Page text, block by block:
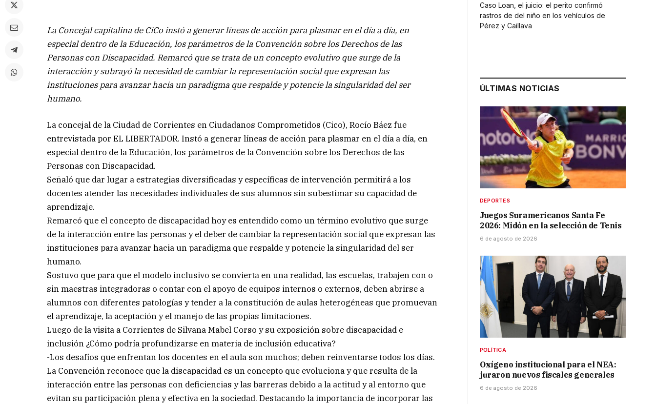
La Concejal capitalina de CiCo instó a generar líneas de acción para plasmar en el día a día, en
especial dentro de la Educación, los parámetros de la Convención sobre los Derechos de las
Personas con Discapacidad. Remarcó que se trata de un concepto evolutivo que surge de la
interacción y subrayó la necesidad de cambiar la representación social que expresan las
instituciones para avanzar hacia un paradigma que respalde y potencie la singularidad del ser
humano.
La concejal de la Ciudad de Corrientes en Ciudadanos Comprometidos (Cico), Rocío Báez fue
entrevistada por EL LIBERTADOR. Instó a generar líneas de acción para plasmar en el día a día, en
especial dentro de la Educación, los parámetros de la Convención sobre los Derechos de las
Personas con Discapacidad.
Señaló que dar lugar a estrategias diversificadas y específicas de intervención permitirá a los
docentes atender las necesidades individuales de sus alumnos sin subestimar su capacidad de
aprendizaje.
Remarcó que el concepto de discapacidad hoy es entendido como un término evolutivo que surge
de la interacción entre las personas y el deber de cambiar la representación social que expresan las
instituciones para avanzar hacia un paradigma que respalde y potencie la singularidad del ser
humano.
Sostuvo que para que el modelo inclusivo se convierta en una realidad, las escuelas, trabajen con o
sin maestras integradoras o contar con el apoyo de equipos internos o externos, deben abrirse a
alumnos con diferentes patologías y tender a la constitución de aulas heterogéneas que promuevan
el aprendizaje, la aceptación y el manejo de las propias limitaciones.
Luego de la visita a Corrientes de Silvana Mabel Corso y su exposición sobre discapacidad e
inclusión ¿Cómo podría profundizarse en materia de inclusión educativa?
-Los desafíos que enfrentan los docentes en el aula son muchos; deben reinventarse todos los días.
La Convención reconoce que la discapacidad es un concepto que evoluciona y que resulta de la
interacción entre las personas con deficiencias y las barreras debido a la actitud y al entorno que
evitan su participación plena y efectiva en la sociedad. Destacando la importancia de incorporar las
Caso Loan, el juicio: el perito confirmó
rastros de del niño en los vehículos de
Pérez y Caillava
ÚLTIMAS NOTICIAS
DEPORTES
Juegos Suramericanos Santa Fe
2026: Midón en la selección de Tenis
6 de agosto de 2026
POLÍTICA
Oxígeno institucional para el NEA:
juraron nuevos fiscales generales
6 de agosto de 2026